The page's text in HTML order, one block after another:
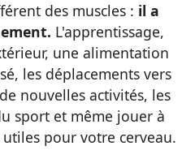
des muscles : il a
L'apprentissage,
une alimentation
les déplacements vers
nouvelles activités, les
sport et même jouer à
pour votre cerveau.